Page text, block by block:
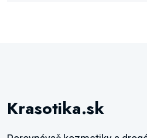
Krasotika.sk